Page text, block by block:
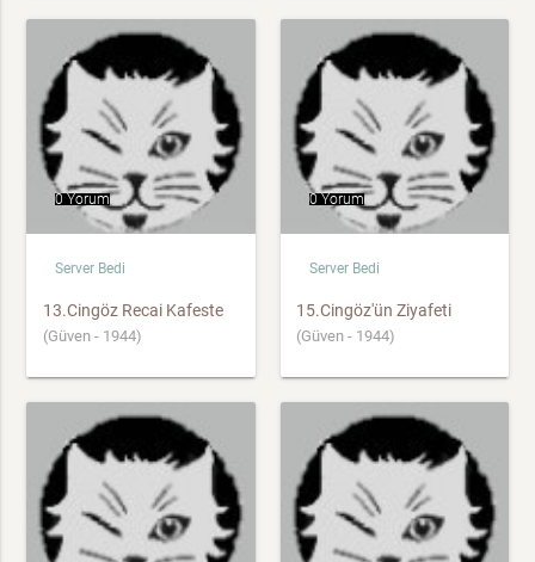
0 Yorum
Server Bedi
13.Cingöz Recai Kafeste
(Güven - 1944)
0 Yorum
Server Bedi
15.Cingöz'ün Ziyafeti
(Güven - 1944)